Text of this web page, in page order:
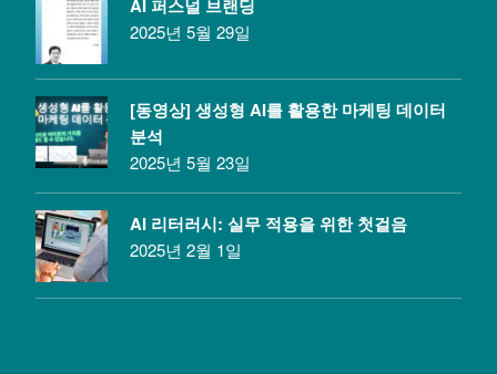
AI 퍼스널 브랜딩
2025년 5월 29일
[동영상] 생성형 AI를 활용한 마케팅 데이터
분석
2025년 5월 23일
AI 리터러시: 실무 적용을 위한 첫걸음
2025년 2월 1일